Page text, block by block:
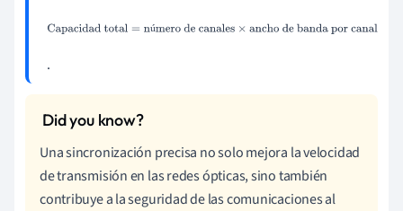
ú
Capacidad total=número de canales×ancho de banda
.
Una sincronización precisa no solo mejora la velocidad
de transmisión en las redes ópticas, sino también
contribuye a la seguridad de las comunicaciones al